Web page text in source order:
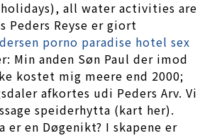
all water activities are
Peders Reyse er giort
porno paradise hotel sex
Min anden Søn Paul der imod
kostet mig meere end 2000;
afkortes udi Peders Arv. Vi
speiderhytta (kart her).
er en Døgenikt? I skapene er